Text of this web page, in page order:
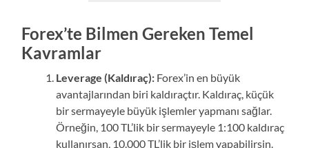
Forex’te Bilmen Gereken Temel
Kavramlar
Leverage (Kaldıraç): Forex’in en büyük
avantajlarından biri kaldıraçtır. Kaldıraç, küçük
bir sermayeyle büyük işlemler yapmanı sağlar.
Örneğin, 100 TL’lik bir sermayeyle 1:100 kaldıraç
kullanırsan, 10.000 TL’lik bir işlem yapabilirsin.